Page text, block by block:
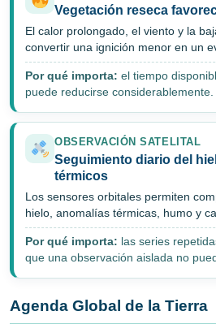
Vegetación reseca
El calor prolongado, el viento y la
convertir una ignición menor en un
Por qué importa: el tiempo
puede reducirse considerablemente.
OBSERVACIÓN SATELITAL
Seguimiento diario del
térmicos
Los sensores orbitales permiten
hielo, anomalías térmicas, humo y
Por qué importa: las series
que una observación aislada no
Agenda Global de la Tierra